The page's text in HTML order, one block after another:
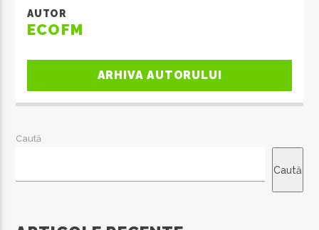
AUTOR
ECOFM
ARHIVA AUTORULUI
Caută
Caută